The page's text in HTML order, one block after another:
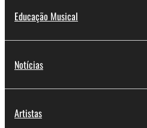
Educação Musical
Notícias
Artistas